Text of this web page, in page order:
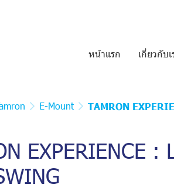
หน้าแรก เกี่ยวกับเ
E-Mount TAMRON
EXPERIENCE :